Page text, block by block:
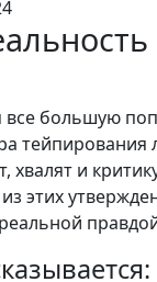
все большую
тейпирования
хвалят и
этих